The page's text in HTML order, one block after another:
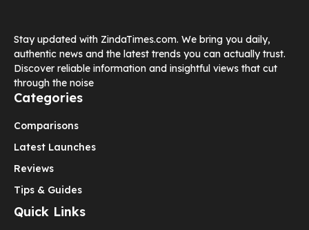
Stay updated with ZindaTimes.com. We bring you daily,
authentic news and the latest trends you can actually trust.
Discover reliable information and insightful views that cut
through the noise
Categories
Comparisons
Latest Launches
Reviews
Tips & Guides
Quick Links